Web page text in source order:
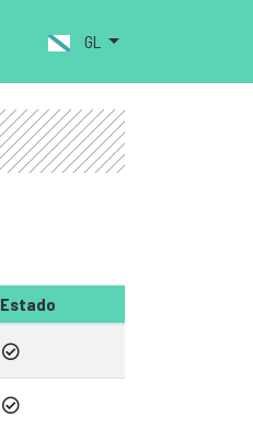
GL
Estado